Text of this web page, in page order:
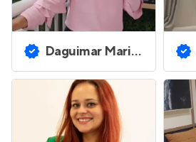
Daguimar Maria Silva Cardoso